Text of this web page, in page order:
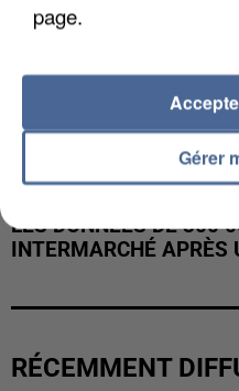
LES DONNÉES DE 300
INTERMARCHÉ APRÈS
RÉCEMMENT
page.
Gérer